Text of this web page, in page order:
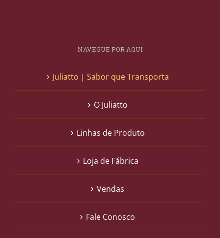
NAVEGUE POR AQUI
Juliatto | Sabor que Transporta
O Juliatto
Linhas de Produto
Loja de Fábrica
Vendas
Fale Conosco